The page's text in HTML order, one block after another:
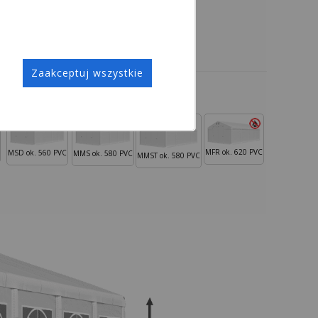
MSD ok. 560 PVC MMS ok. 580 PVC MMST ok. 580 PVC MFR ok. 620 PVC
Zaakceptuj wszystkie